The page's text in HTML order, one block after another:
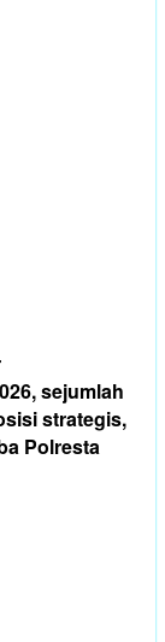
sejumlah
strategis,
Polresta